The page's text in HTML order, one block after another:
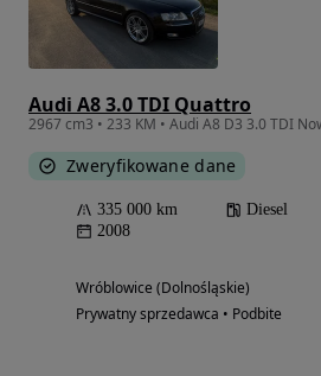
Audi A8 3.0 TDI Quattro
2967 cm3 • 233 KM • Audi A8 D3 3.0 TDI
Zweryfikowane dane
335 000 km Diesel
2008
Wróblowice (Dolnośląskie)
Prywatny sprzedawca • Podbite